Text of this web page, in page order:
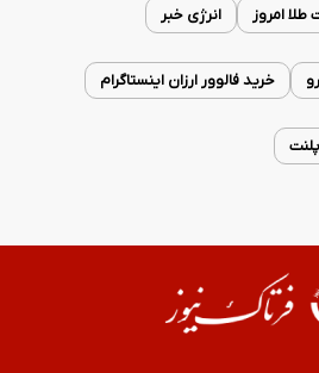
امروز انرژی خبر
خرید فالوور ارزان اینستاگرام